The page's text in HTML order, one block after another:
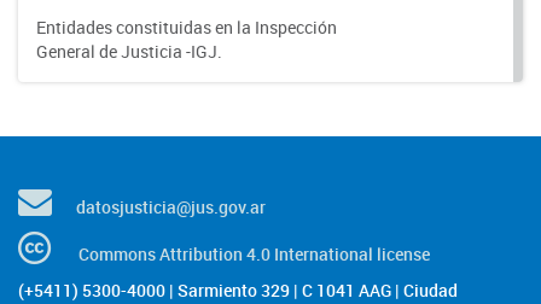
Entidades constituidas en la Inspección
General de Justicia -IGJ.
datosjusticia@jus.gov.ar
Commons Attribution 4.0 International license
(+5411) 5300-4000 | Sarmiento 329 | C 1041 AAG | Ciudad